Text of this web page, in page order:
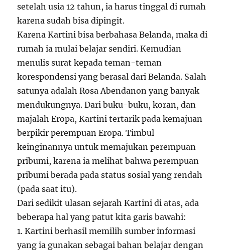
setelah usia 12 tahun, ia harus tinggal di rumah
karena sudah bisa dipingit.
Karena Kartini bisa berbahasa Belanda, maka di
rumah ia mulai belajar sendiri. Kemudian
menulis surat kepada teman-teman
korespondensi yang berasal dari Belanda. Salah
satunya adalah Rosa Abendanon yang banyak
mendukungnya. Dari buku-buku, koran, dan
majalah Eropa, Kartini tertarik pada kemajuan
berpikir perempuan Eropa. Timbul
keinginannya untuk memajukan perempuan
pribumi, karena ia melihat bahwa perempuan
pribumi berada pada status sosial yang rendah
(pada saat itu).
Dari sedikit ulasan sejarah Kartini di atas, ada
beberapa hal yang patut kita garis bawahi:
1. Kartini berhasil memilih sumber informasi
yang ia gunakan sebagai bahan belajar dengan